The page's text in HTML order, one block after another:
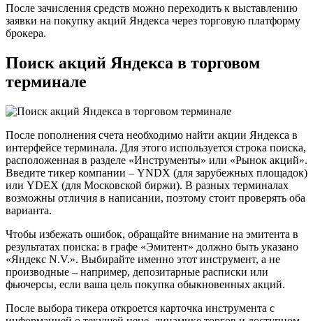
После зачисления средств можно переходить к выставлению
заявки на покупку акций Яндекса через торговую платформу
брокера.
Поиск акций Яндекса в торговом
терминале
После пополнения счета необходимо найти акции Яндекса в
интерфейсе терминала. Для этого используется строка поиска,
расположенная в разделе «Инструменты» или «Рынок акций».
Введите тикер компании – YNDX (для зарубежных площадок)
или YDEX (для Московской биржи). В разных терминалах
возможны отличия в написании, поэтому стоит проверять оба
варианта.
Чтобы избежать ошибок, обращайте внимание на эмитента в
результатах поиска: в графе «Эмитент» должно быть указано
«Яндекс N.V.». Выбирайте именно этот инструмент, а не
производные – например, депозитарные расписки или
фьючерсы, если ваша цель покупка обыкновенных акций.
После выбора тикера откроется карточка инструмента с